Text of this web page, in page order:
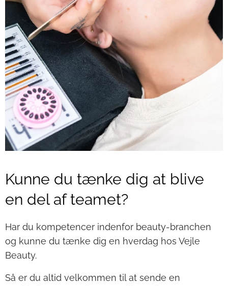
Kunne du tænke dig at blive
en del af teamet?
Har du kompetencer indenfor beauty-branchen
og kunne du tænke dig en hverdag hos Vejle
Beauty.
Så er du altid velkommen til at sende en